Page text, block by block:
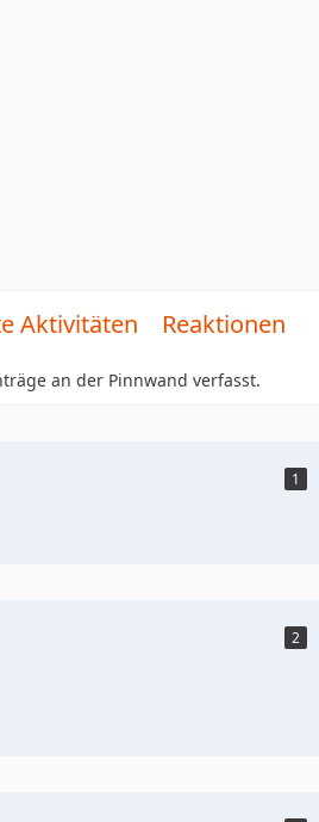
Aktivitäten Reaktionen
an der Pinnwand verfasst.
1
2